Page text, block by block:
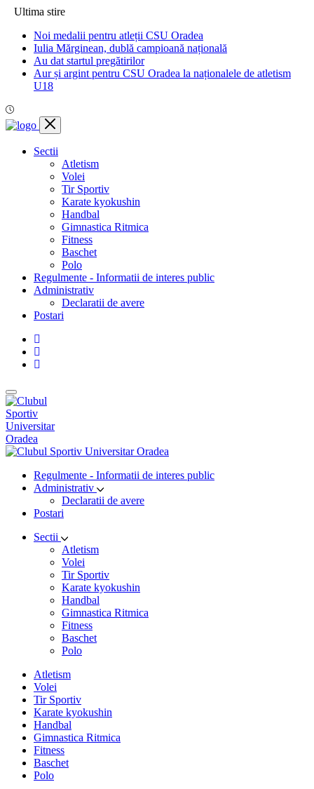
Ultima stire
Noi medalii pentru atleții CSU Oradea
Iulia Mărginean, dublă campioană națională
Au dat startul pregătirilor
Aur și argint pentru CSU Oradea la naționalele de atletism
U18
Sectii
Atletism
Volei
Tir Sportiv
Karate kyokushin
Handbal
Gimnastica Ritmica
Fitness
Baschet
Polo
Regulmente - Informatii de interes public
Administrativ
Declaratii de avere
Postari
Regulmente - Informatii de interes public
Administrativ
Declaratii de avere
Postari
Sectii
Atletism
Volei
Tir Sportiv
Karate kyokushin
Handbal
Gimnastica Ritmica
Fitness
Baschet
Polo
Atletism
Volei
Tir Sportiv
Karate kyokushin
Handbal
Gimnastica Ritmica
Fitness
Baschet
Polo